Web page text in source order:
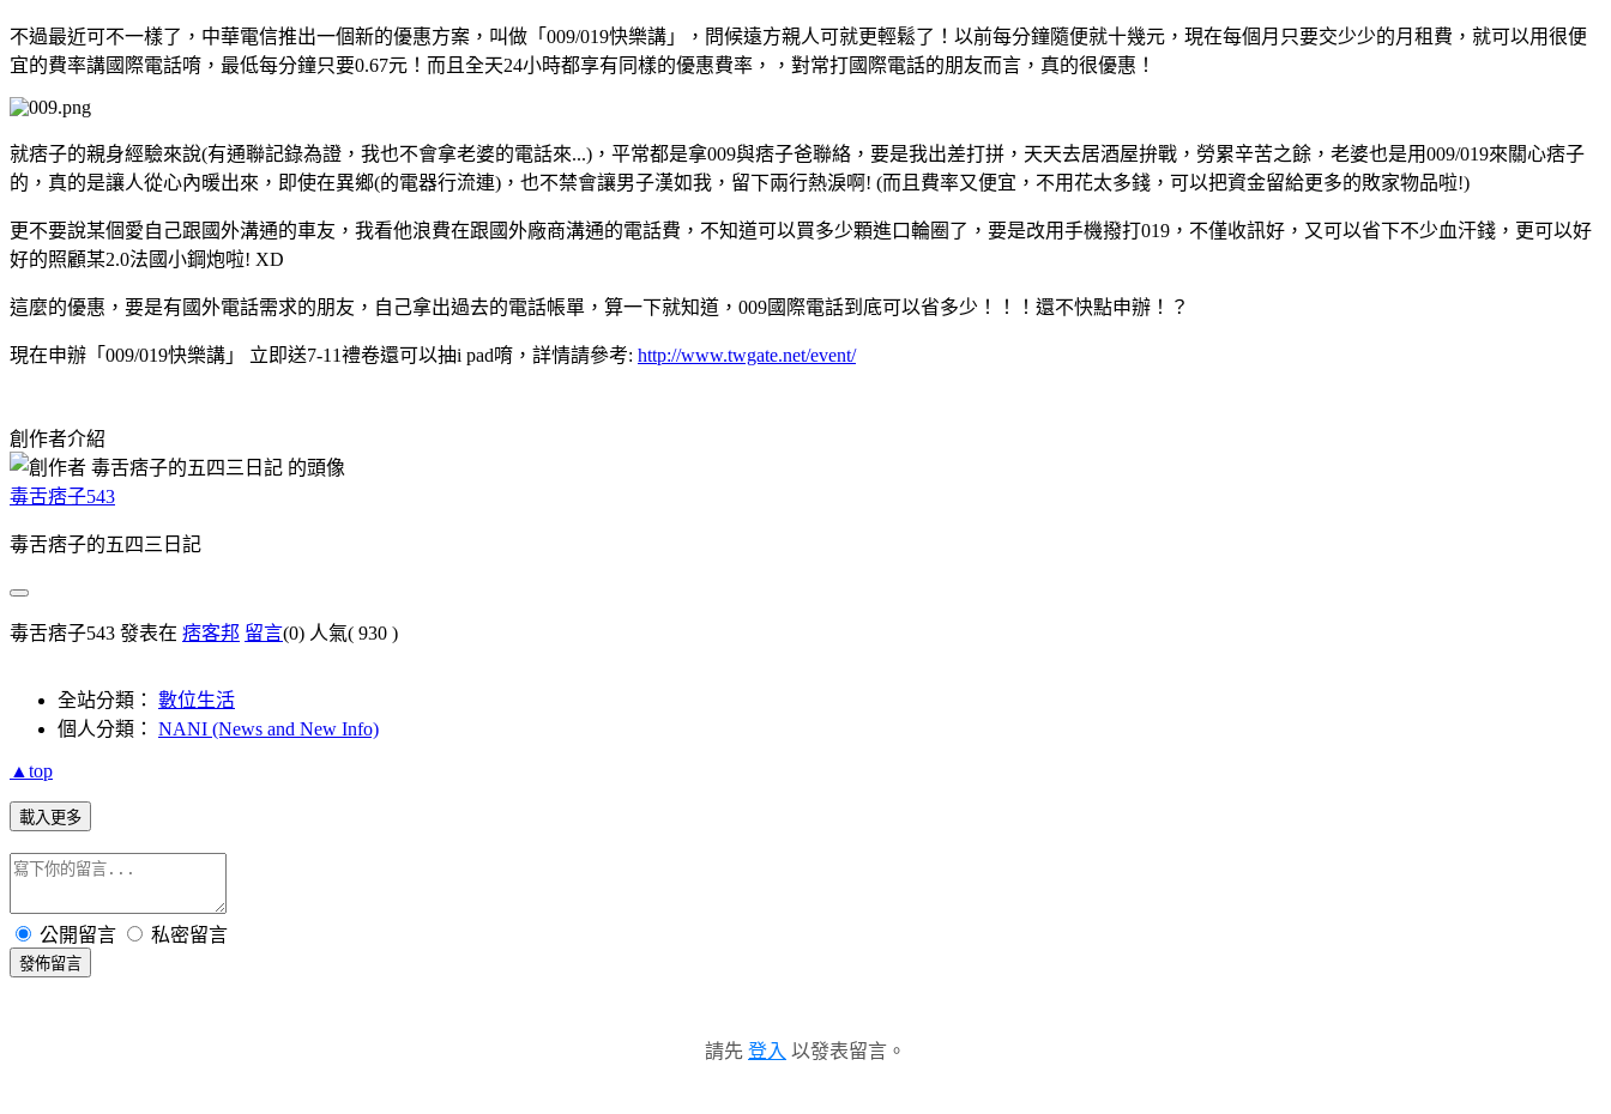
不過最近可不一樣了，中華電信推出一個新的優惠方案，叫做「009/019快樂講」，問候遠方親人可就更輕鬆了！以前每分鐘隨便就十幾元，現在每個月只要交少少的月租費，就可以用很便
宜的費率講國際電話唷，最低每分鐘只要0.67元！而且全天24小時都享有同樣的優惠費率，，對常打國際電話的朋友而言，真的很優惠！
就痞子的親身經驗來說(有通聯記錄為證，我也不會拿老婆的電話來...)，平常都是拿009與痞子爸聯絡，要是我出差打拼，天天去居酒屋拚戰，勞累辛苦之餘，老婆也是用009/019來關心痞子
的，真的是讓人從心內暖出來，即使在異鄉(的電器行流連)，也不禁會讓男子漢如我，留下兩行熱淚啊! (而且費率又便宜，不用花太多錢，可以把資金留給更多的敗家物品啦!)
更不要說某個愛自己跟國外溝通的車友，我看他浪費在跟國外廠商溝通的電話費，不知道可以買多少顆進口輪圈了，要是改用手機撥打019，不僅收訊好，又可以省下不少血汗錢，更可以好
好的照顧某2.0法國小鋼炮啦! XD
這麼的優惠，要是有國外電話需求的朋友，自己拿出過去的電話帳單，算一下就知道，009國際電話到底可以省多少！！！還不快點申辦！？
現在申辦「009/019快樂講」 立即送7-11禮卷還可以抽i pad唷，詳情請參考: http://www.twgate.net/event/
創作者介紹
毒舌痞子543
毒舌痞子的五四三日記
毒舌痞子543 發表在 痞客邦 留言(0) 人氣( 930 )
全站分類： 數位生活
個人分類： NANI (News and New Info)
▲top
載入更多
公開留言 私密留言
發佈留言
請先 登入 以發表留言。